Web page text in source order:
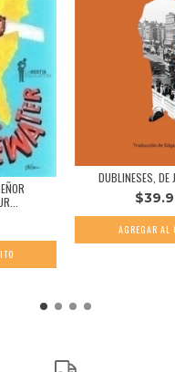
DUBLINESES, DE